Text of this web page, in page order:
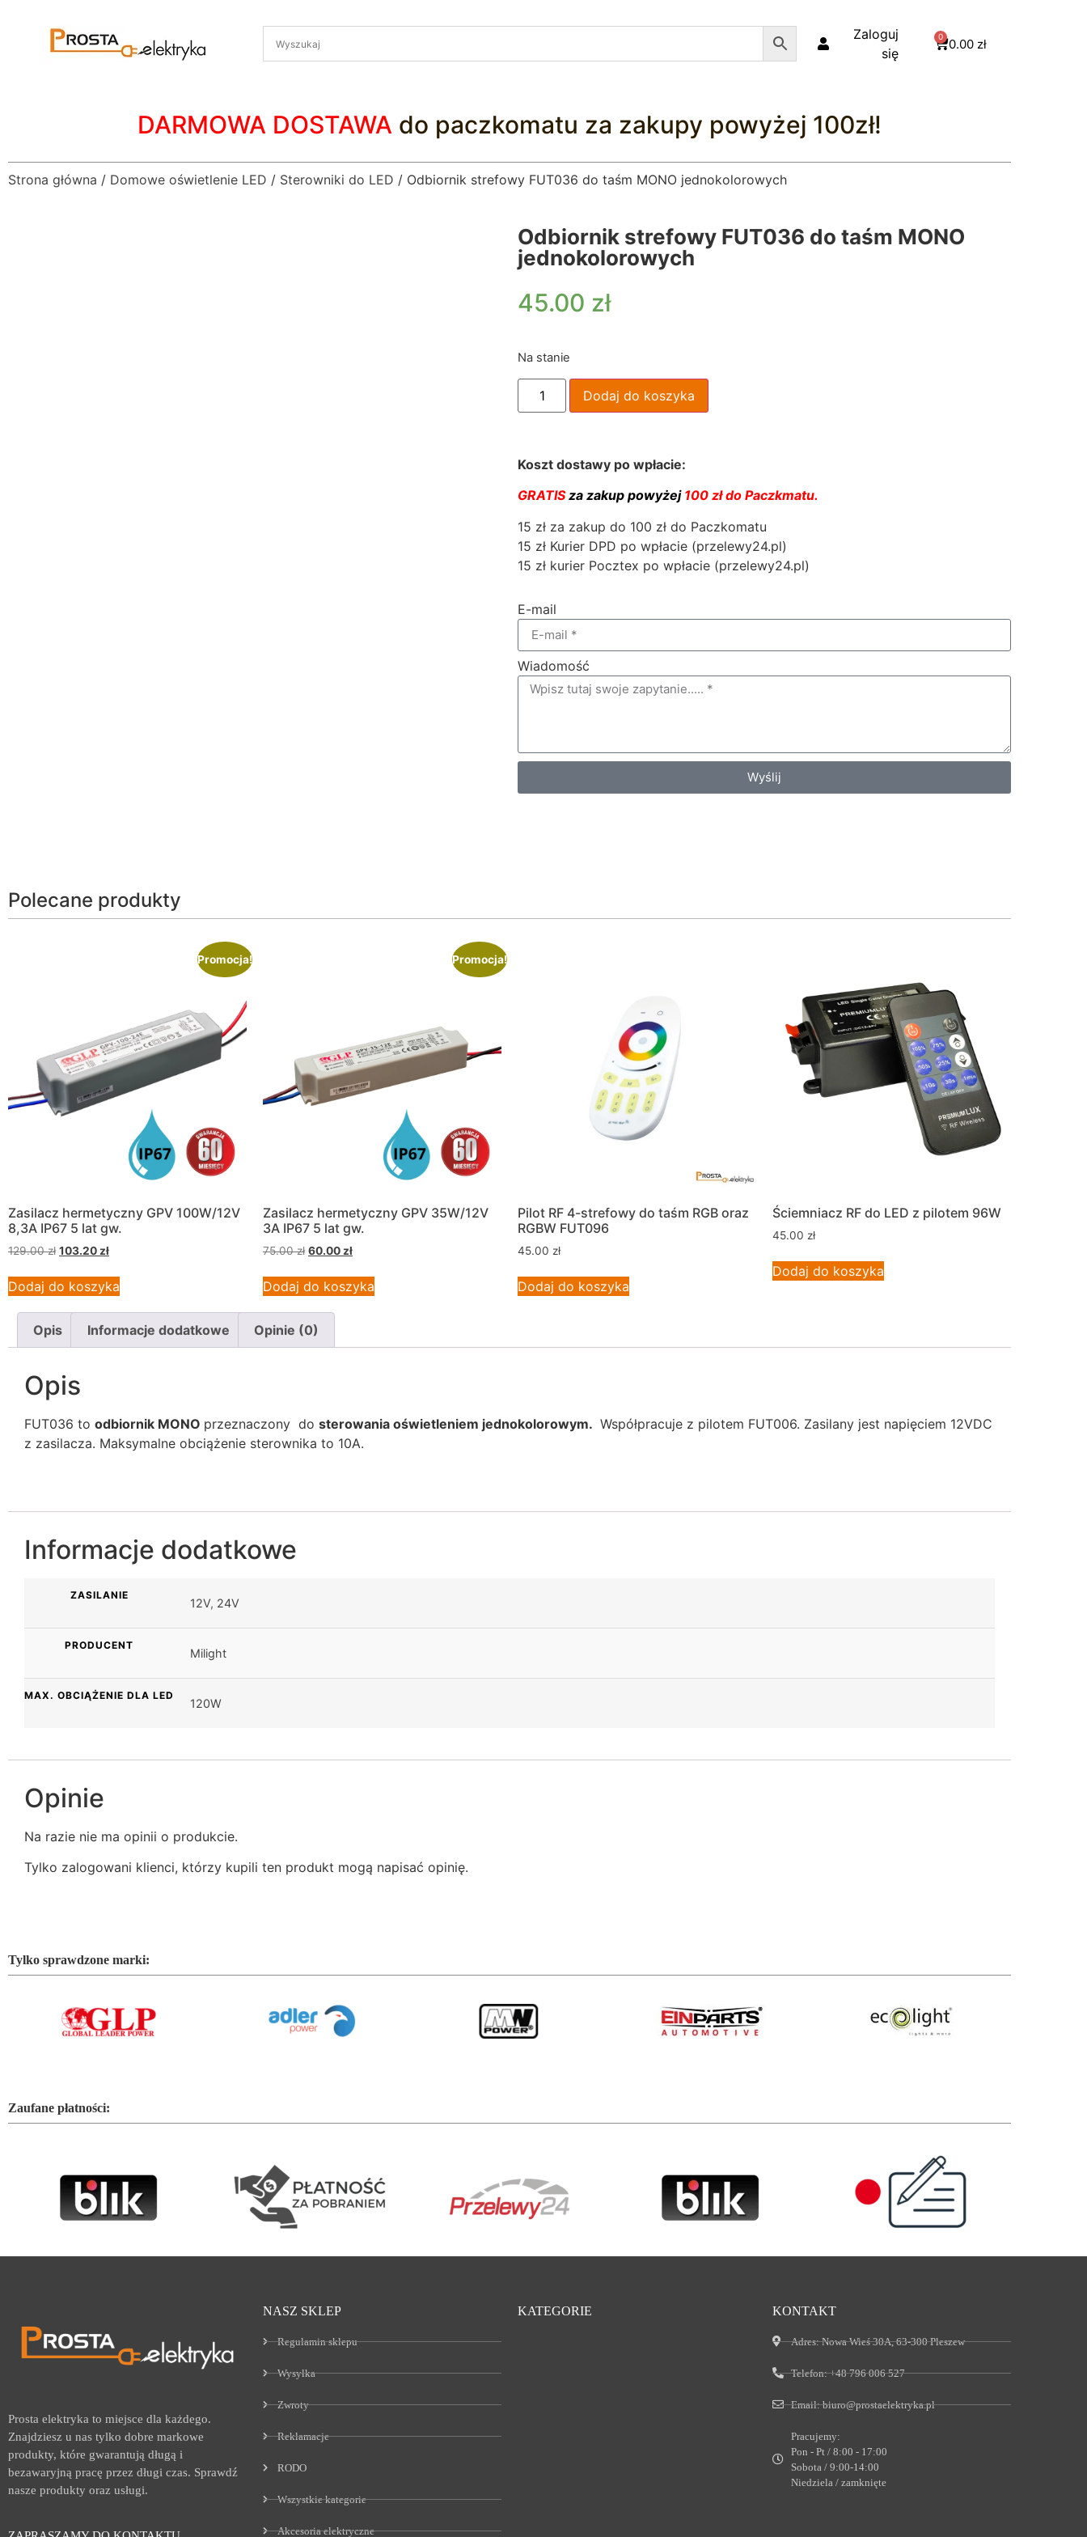
Zaloguj
się
0.00 zł
0
DARMOWA DOSTAWA do paczkomatu za zakupy powyżej 100zł!
Strona główna / Domowe oświetlenie LED / Sterowniki do LED / Odbiornik strefowy FUT036 do taśm MONO jednokolorowych
Odbiornik strefowy FUT036 do taśm MONO
jednokolorowych
45.00 zł
Na stanie
Dodaj do koszyka
Koszt dostawy po wpłacie:
GRATISza zakup powyżej100 zł do Paczkmatu.
15 zł za zakup do 100 zł do Paczkomatu
15 zł Kurier DPD po wpłacie (przelewy24.pl)
15 zł kurier Pocztex po wpłacie (przelewy24.pl)
E-mail
Wiadomość
Wyślij
Polecane produkty
Promocja!
Zasilacz hermetyczny GPV 100W/12V
8,3A IP67 5 lat gw.
129.00zł 103.20 zł
Dodaj do koszyka
Promocja!
Zasilacz hermetyczny GPV 35W/12V
3A IP67 5 lat gw.
75.00zł 60.00 zł
Dodaj do koszyka
Pilot RF 4-strefowy do taśm RGB oraz
RGBW FUT096
45.00 zł
Dodaj do koszyka
Ściemniacz RF do LED z pilotem 96W
45.00 zł
Dodaj do koszyka
Opis Informacje dodatkowe Opinie (0)
Opis
FUT036 to odbiornik MONO przeznaczony do sterowania oświetleniem jednokolorowym. Współpracuje z pilotem FUT006. Zasilany jest napięciem 12VDC
z zasilacza. Maksymalne obciążenie sterownika to 10A.
Informacje dodatkowe
ZASILANIE
12V, 24V
PRODUCENT
Milight
MAX. OBCIĄŻENIE DLA LED
120W
Opinie
Na razie nie ma opinii o produkcie.
Tylko zalogowani klienci, którzy kupili ten produkt mogą napisać opinię.
Tylko sprawdzone marki:
Zaufane płatności:
Prosta elektryka to miejsce dla każdego.
Znajdziesz u nas tylko dobre markowe
produkty, które gwarantują długą i
bezawaryjną pracę przez długi czas. Sprawdź
nasze produkty oraz usługi.
NASZ SKLEP
Regulamin sklepu
Wysyłka
Zwroty
Reklamacje
RODO
Wszystkie kategorie
Akcesoria elektryczne
KATEGORIE KONTAKT
Adres:Nowa Wieś 30A, 63-300 Pleszew
Telefon:+48 796 006 527
Email:biuro@prostaelektryka.pl
Pracujemy:
Pon - Pt / 8:00 - 17:00
Sobota / 9:00-14:00
Niedziela / zamknięte